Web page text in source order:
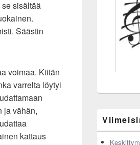
sisältää
Säästin
voimaa. Kiitän
varrelta löytyi
ja vähän,
kattaus